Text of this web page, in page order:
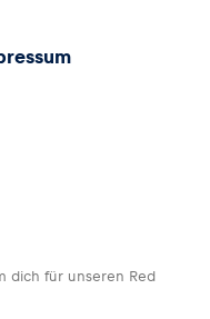
dich für unseren Red